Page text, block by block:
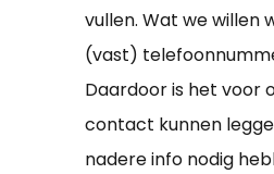
vullen. Wat we willen
(vast)
Daardoor is het voor
contact kunnen
nadere info nodig